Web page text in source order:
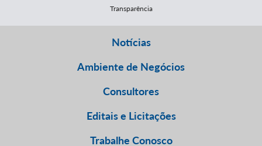
Transparência
Notícias
Ambiente de Negócios
Consultores
Editais e Licitações
Trabalhe Conosco